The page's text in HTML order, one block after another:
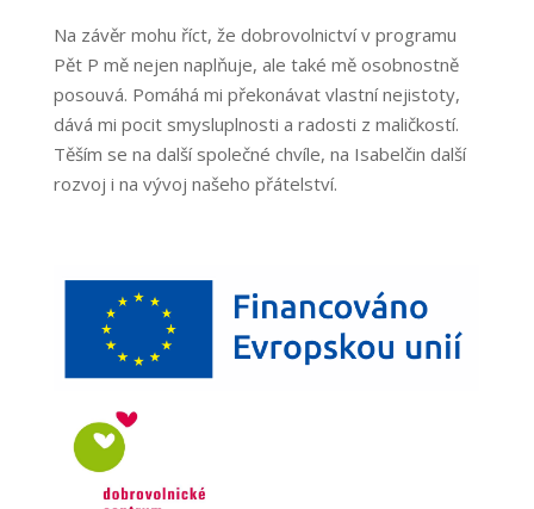
Na závěr mohu říct, že dobrovolnictví v programu
Pět P mě nejen naplňuje, ale také mě osobnostně
posouvá. Pomáhá mi překonávat vlastní nejistoty,
dává mi pocit smysluplnosti a radosti z maličkostí.
Těším se na další společné chvíle, na Isabelčin další
rozvoj i na vývoj našeho přátelství.